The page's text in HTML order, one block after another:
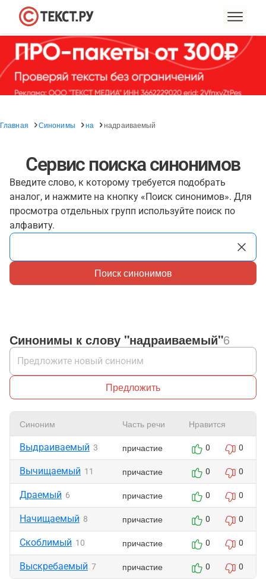
Главная Синонимы на надраиваемый
Сервис поиска синонимов
Введите слово, к которому требуется подобрать
аналог, и нажмите на кнопку «Поиск синонимов». Для
просмотра отдельных групп используйте поиск по
алфавиту.
Поиск синонимов
Синонимы к слову "надраиваемый"6
Предложить
Синоним Часть речи Нравится
Выдраиваемый 3 причастие 0 0
Вычищаемый 11 причастие 0 0
Драемый 6 причастие 0 0
Начищаемый 8 причастие 0 0
Скоблимый 10 причастие 0 0
Выскребаемый 7 причастие 0 0